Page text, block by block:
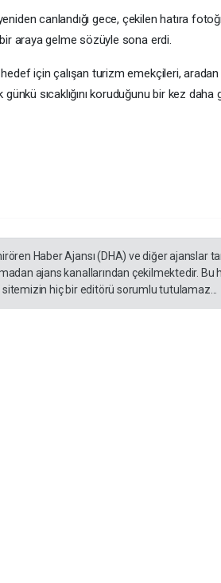
canlandığı gece, çekilen hatıra
araya gelme sözüyle sona erdi.
için çalışan turizm emekçileri, aradan
sıcaklığını koruduğunu bir kez daha
Haber Ajansı (DHA) ve diğer ajanslar
ajans kanallarından çekilmektedir. Bu
hiç bir editörü sorumlu tutulamaz...